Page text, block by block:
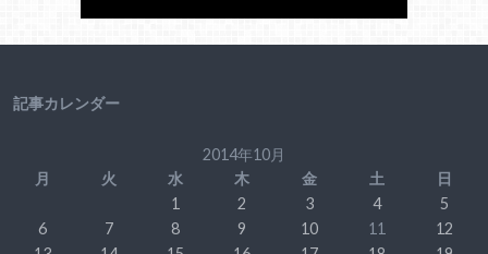
記事カレンダー
2014年10月
月
火 水 木 金 土
日
1
2 3 4
5
6
7 8 9 10 11
12